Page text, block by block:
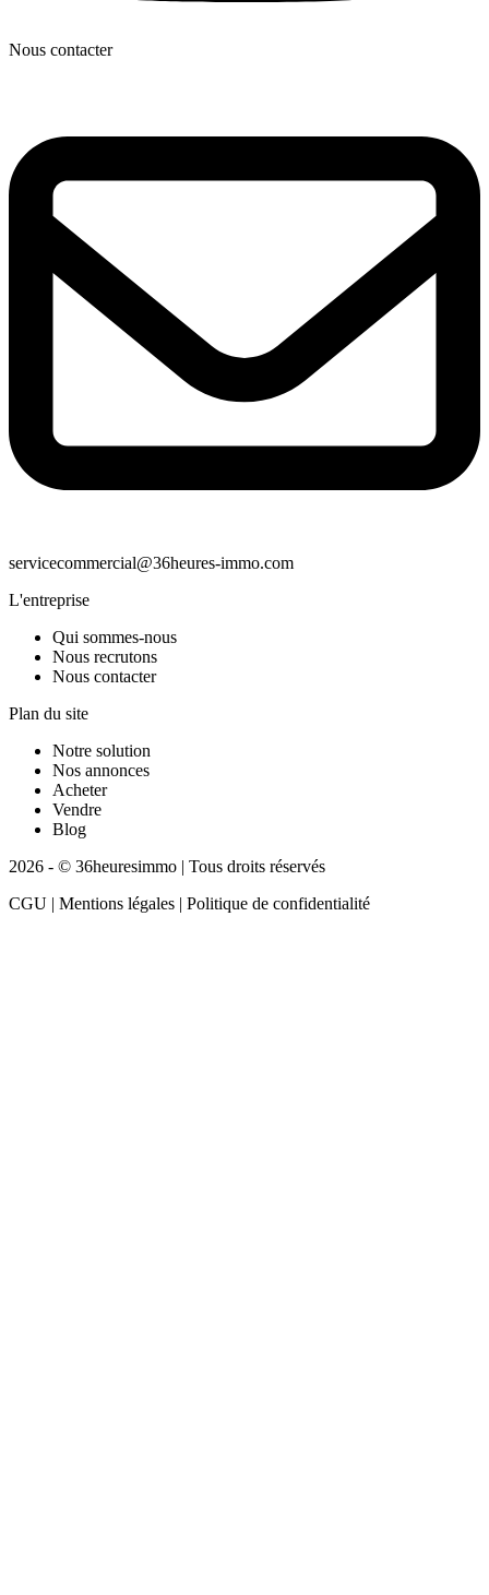
Nous contacter
servicecommercial@36heures-immo.com
L'entreprise
Qui sommes-nous
Nous recrutons
Nous contacter
Plan du site
Notre solution
Nos annonces
Acheter
Vendre
Blog
2026 - © 36heuresimmo | Tous droits réservés
CGU | Mentions légales | Politique de confidentialité